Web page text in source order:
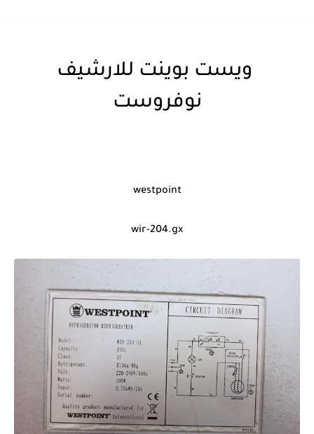
ويست بوينت للارشيف
نوفروست
westpoint
wir-204.gx